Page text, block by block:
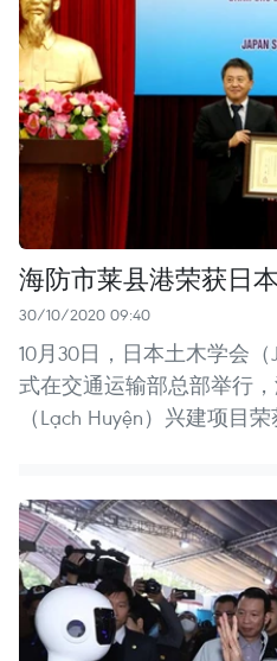
海防市莱县港荣获日
30/10/2020 09:40
10月30日，日本土木学会
式在交通运输部总部举行
（Lạch Huyện）兴建项目荣